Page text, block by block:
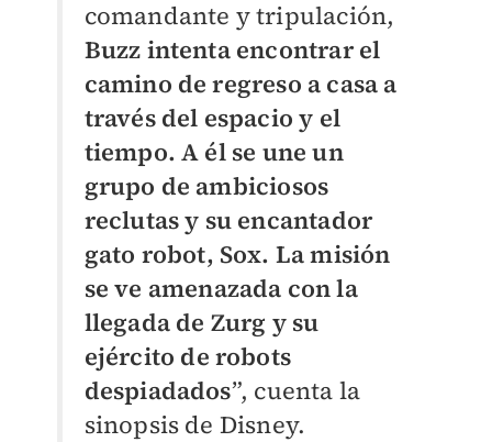
comandante y tripulación,
Buzz intenta encontrar el
camino de regreso a casa a
través del espacio y el
tiempo. A él se une un
grupo de ambiciosos
reclutas y su encantador
gato robot, Sox. La misión
se ve amenazada con la
llegada de Zurg y su
ejército de robots
despiadados”, cuenta la
sinopsis de Disney.